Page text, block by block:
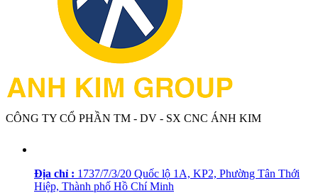
CÔNG TY CỔ PHẦN TM - DV - SX CNC ÁNH KIM
Địa chỉ : 1737/7/3/20 Quốc lộ 1A, KP2, Phường Tân Thới
Hiệp, Thành phố Hồ Chí Minh